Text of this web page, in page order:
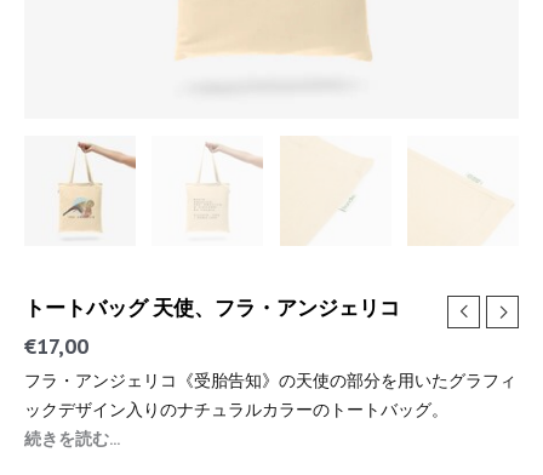
トートバッグ 天使、フラ・アンジェリコ
€17,00
フラ・アンジェリコ《受胎告知》の天使の部分を用いたグラフィ
ックデザイン入りのナチュラルカラーのトートバッグ。
続きを読む...